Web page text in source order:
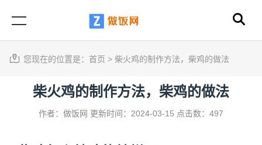
您现在的位置是： 首页 > 柴火鸡的制作方法，柴鸡的做法
柴火鸡的制作方法，柴鸡的做法
作者：做饭网 更新时间：2024-03-15 点击数：497